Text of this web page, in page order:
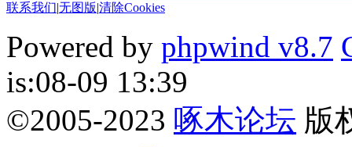
联系我们|无图版|清除Cookies
Powered by phpwind v8.7
is:08-09 13:39
©2005-2023 啄木论坛 版